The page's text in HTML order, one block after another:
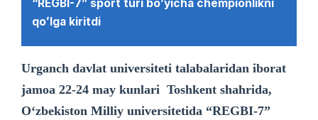
“REGBI-7” sport turi bo’yicha chempionlikni
qoʻlga kiritdi
Urganch davlat universiteti talabalaridan iborat
jamoa 22-24 may kunlari Toshkent shahrida,
O‘zbekiston Milliy universitetida “REGBI-7”